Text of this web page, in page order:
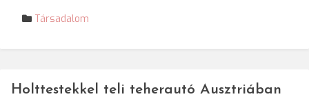
Társadalom
Holttestekkel teli teherautó Ausztriában